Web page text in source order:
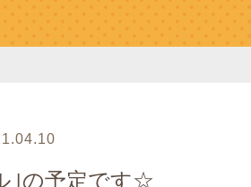
｣の予定です☆